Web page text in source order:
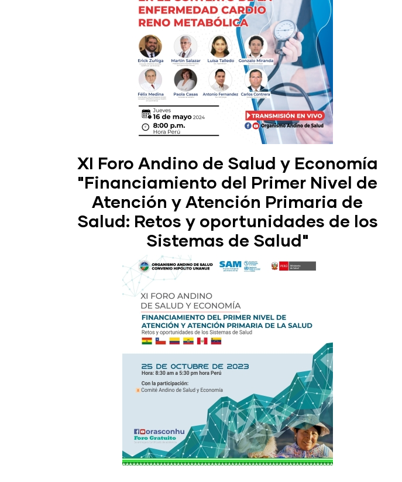
XI Foro Andino de Salud y Economía
"Financiamiento del Primer Nivel de
Atención y Atención Primaria de
Salud: Retos y oportunidades de los
Sistemas de Salud"